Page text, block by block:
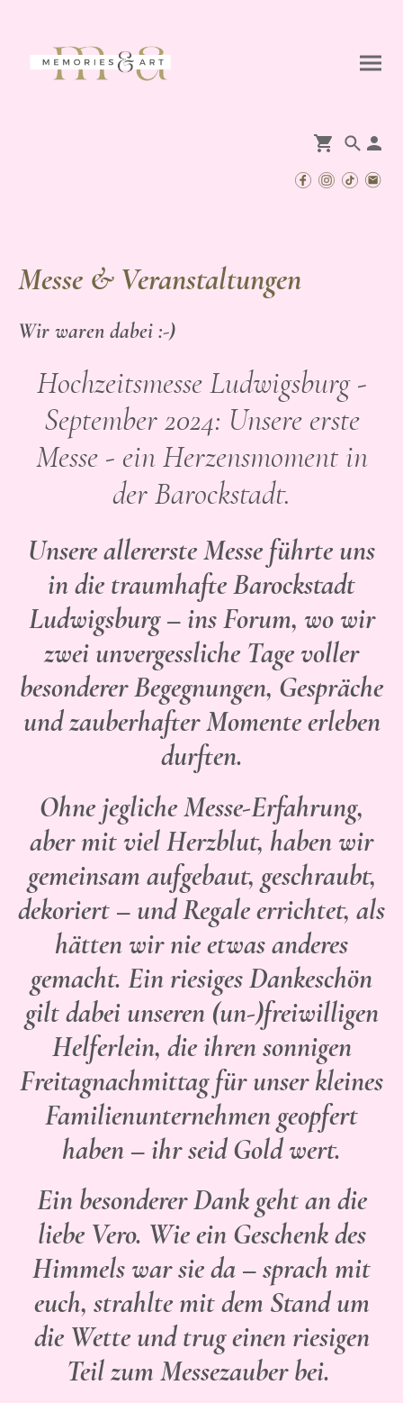
Messe & Veranstaltungen
Wir waren dabei :-)
Hochzeitsmesse Ludwigsburg -
September 2024: Unsere erste
Messe - ein Herzensmoment in
der Barockstadt.
Unsere allererste Messe führte uns
in die traumhafte Barockstadt
Ludwigsburg – ins Forum, wo wir
zwei unvergessliche Tage voller
besonderer Begegnungen, Gespräche
und zauberhafter Momente erleben
durften.
Ohne jegliche Messe-Erfahrung,
aber mit viel Herzblut, haben wir
gemeinsam aufgebaut, geschraubt,
dekoriert – und Regale errichtet, als
hätten wir nie etwas anderes
gemacht. Ein riesiges Dankeschön
gilt dabei unseren (un-)freiwilligen
Helferlein, die ihren sonnigen
Freitagnachmittag für unser kleines
Familienunternehmen geopfert
haben – ihr seid Gold wert.
Ein besonderer Dank geht an die
liebe Vero. Wie ein Geschenk des
Himmels war sie da – sprach mit
euch, strahlte mit dem Stand um
die Wette und trug einen riesigen
Teil zum Messezauber bei.